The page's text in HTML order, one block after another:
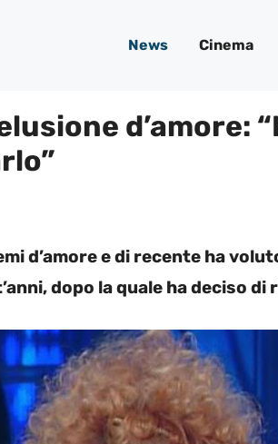
News Cinema
d’amore:
d’amore e di recente ha
dopo la quale ha deciso di